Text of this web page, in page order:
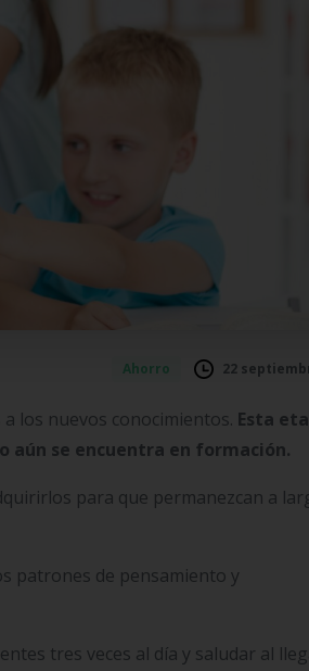
Ahorro 22
los nuevos conocimientos. Esta
aún se encuentra en formación.
para que permanezcan a
patrones de pensamiento y
tres veces al día y saludar al